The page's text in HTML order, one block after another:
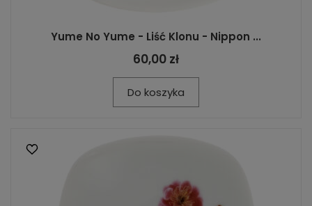
Yume No Yume - Liść Klonu - Nippon ...
60,00 zł
Do koszyka